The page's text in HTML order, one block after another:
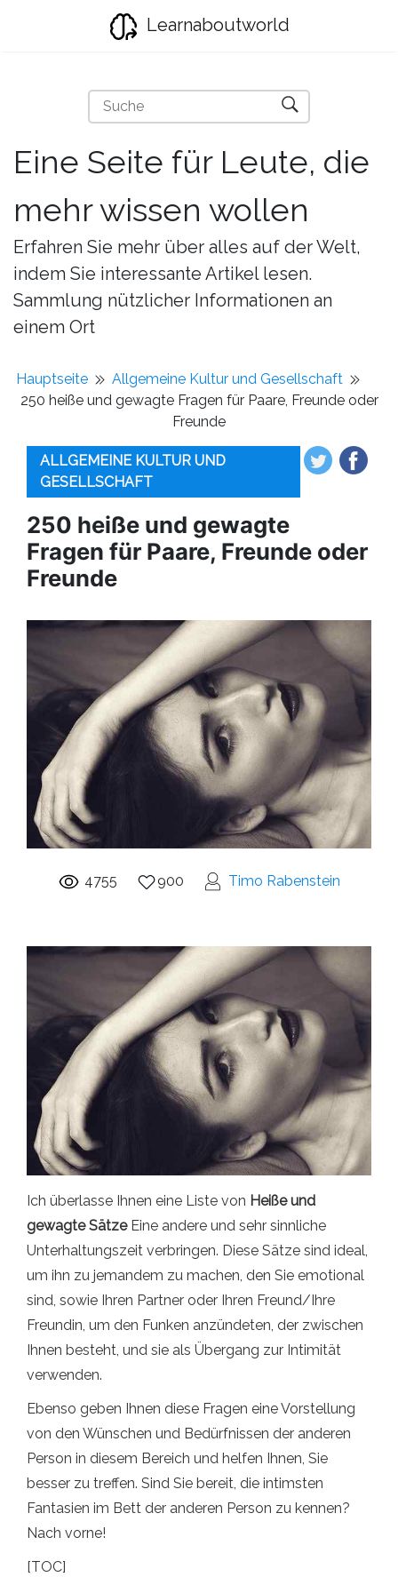
Learnaboutworld
Eine Seite für Leute, die
mehr wissen wollen
Erfahren Sie mehr über alles auf der Welt,
indem Sie interessante Artikel lesen.
Sammlung nützlicher Informationen an
einem Ort
Hauptseite
Allgemeine Kultur und Gesellschaft
250 heiße und gewagte Fragen für Paare, Freunde oder
Freunde
ALLGEMEINE KULTUR UND
GESELLSCHAFT
250 heiße und gewagte
Fragen für Paare, Freunde oder
Freunde
4755 900 Timo Rabenstein
Ich überlasse Ihnen eine Liste von Heiße und
gewagte SätzeEine andere und sehr sinnliche
Unterhaltungszeit verbringen. Diese Sätze sind ideal,
um ihn zu jemandem zu machen, den Sie emotional
sind, sowie Ihren Partner oder Ihren Freund/Ihre
Freundin, um den Funken anzündeten, der zwischen
Ihnen besteht, und sie als Übergang zur Intimität
verwenden.
Ebenso geben Ihnen diese Fragen eine Vorstellung
von den Wünschen und Bedürfnissen der anderen
Person in diesem Bereich und helfen Ihnen, Sie
besser zu treffen. Sind Sie bereit, die intimsten
Fantasien im Bett der anderen Person zu kennen?
Nach vorne!
[TOC]